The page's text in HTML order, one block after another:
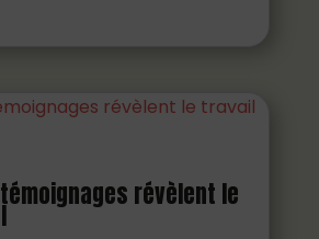
révèlent le